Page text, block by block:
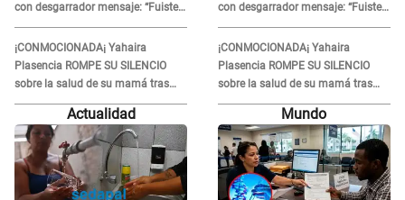
con desgarrador mensaje: “Fuiste
una gran mujer”
¡CONMOCIONADA¡ Yahaira
Plasencia ROMPE SU SILENCIO
sobre la salud de su mamá tras
APARECER en centro oncológico:
“La oración tiene poder”
con desgarrador mensaje: “Fuiste
una gran mujer”
¡CONMOCIONADA¡ Yahaira
Plasencia ROMPE SU SILENCIO
sobre la salud de su mamá tras
APARECER en centro oncológico:
“La oración tiene poder”
Actualidad Mundo